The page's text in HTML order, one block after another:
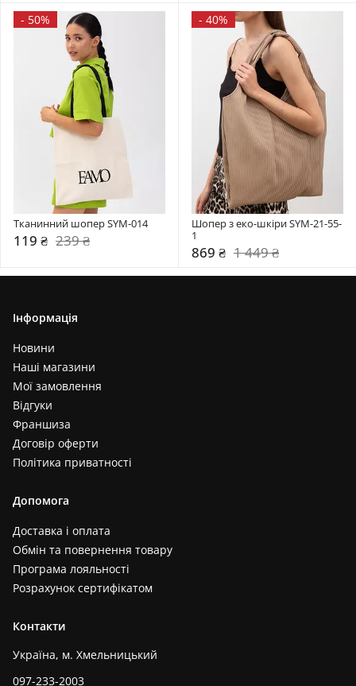
- 50%
Тканинний шопер SYM-014
119 ₴ 239 ₴
- 40%
Шопер з еко-шкіри SYM-21-55-
1
869 ₴ 1 449 ₴
Інформація
Новини
Наші магазини
Мої замовлення
Відгуки
Франшиза
Договір оферти
Політика приватності
Допомога
Доставка і оплата
Обмін та повернення товару
Програма лояльності
Розрахунок сертифікатом
Контакти
Україна, м. Хмельницький
097-233-2003